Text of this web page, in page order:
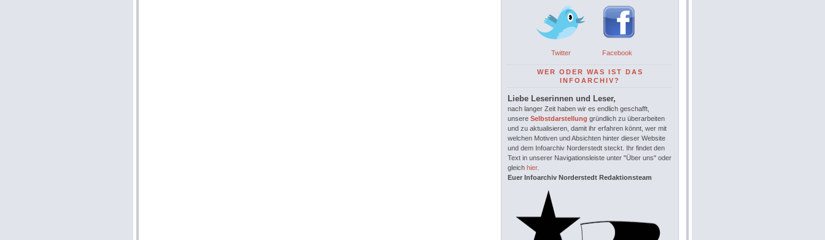
Twitter Facebook
WER ODER WAS IST DAS
INFOARCHIV?
Liebe Leserinnen und Leser,
nach langer Zeit haben wir es endlich geschafft,
unsere Selbstdarstellung gründlich zu überarbeiten
und zu aktualisieren, damit ihr erfahren könnt, wer mit
welchen Motiven und Absichten hinter dieser Website
und dem Infoarchiv Norderstedt steckt. Ihr findet den
Text in unserer Navigationsleiste unter "Über uns" oder
gleich hier.
Euer Infoarchiv Norderstedt Redaktionsteam